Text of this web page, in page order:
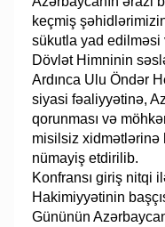
keçmiş
sükutla yad edilməsi
Dövlət Himninin
Ardınca Ulu Öndər
siyasi fəaliyyətinə,
qorunması və
misilsiz xidmətlərinə
nümayiş etdirilib.
Konfransı giriş nitqi
Hakimiyyətinin
Gününün